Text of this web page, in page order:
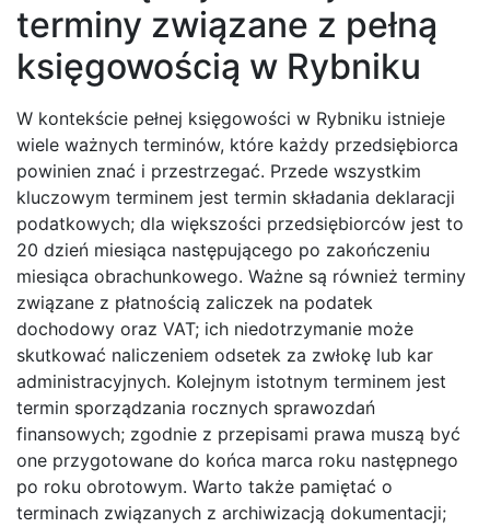
terminy związane z pełną
księgowością w Rybniku
W kontekście pełnej księgowości w Rybniku istnieje
wiele ważnych terminów, które każdy przedsiębiorca
powinien znać i przestrzegać. Przede wszystkim
kluczowym terminem jest termin składania deklaracji
podatkowych; dla większości przedsiębiorców jest to
20 dzień miesiąca następującego po zakończeniu
miesiąca obrachunkowego. Ważne są również terminy
związane z płatnością zaliczek na podatek
dochodowy oraz VAT; ich niedotrzymanie może
skutkować naliczeniem odsetek za zwłokę lub kar
administracyjnych. Kolejnym istotnym terminem jest
termin sporządzania rocznych sprawozdań
finansowych; zgodnie z przepisami prawa muszą być
one przygotowane do końca marca roku następnego
po roku obrotowym. Warto także pamiętać o
terminach związanych z archiwizacją dokumentacji;